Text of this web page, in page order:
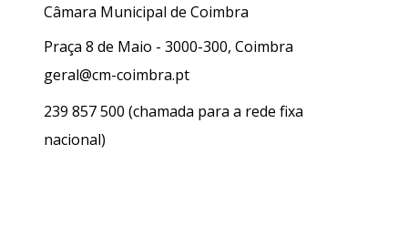
Câmara Municipal de Coimbra
Praça 8 de Maio - 3000-300, Coimbra
geral@cm-coimbra.pt
239 857 500 (chamada para a rede fixa
nacional)